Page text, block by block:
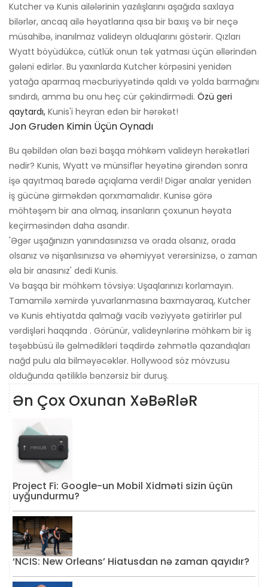
Kutcher və Kunis ailələrinin yazılışlarını aşağıda saxlaya
bilərlər, ancaq ailə həyatlarına qısa bir baxış və bir neçə
müsahibə, inanılmaz valideyn olduqlarını göstərir. Qızları
Wyatt böyüdükcə, cütlük onun tək yatması üçün əllərindən
gələni edirlər. Bu yaxınlarda Kutcher körpəsini yenidən
yatağa aparmaq məcburiyyətində qaldı və yolda barmağını
sındırdı, amma bu onu heç cür çəkindirmədi. Özü geri
qaytardı, Kunis'i heyran edən bir hərəkət!
Jon Gruden Kimin Üçün Oynadı
Bu qəbildən olan bəzi başqa möhkəm valideyn hərəkətləri
nədir? Kunis, Wyatt və münsiflər heyətinə girəndən sonra
işə qayıtmaq barədə açıqlama verdi! Digər analar yenidən
iş gücünə girməkdən qorxmamalıdır. Kunisə görə
möhtəşəm bir ana olmaq, insanların çoxunun həyata
keçirməsindən daha asandır.
'Əgər uşağınızın yanındasınızsa və orada olsanız, orada
olsanız və nişanlısınızsa və əhəmiyyət verərsinizsə, o zaman
əla bir anasınız' dedi Kunis.
Və başqa bir möhkəm tövsiyə: Uşaqlarınızı korlamayın.
Tamamilə xəmirdə yuvarlanmasına baxmayaraq, Kutcher
və Kunis ehtiyatda qalmağı vacib vəziyyətə gətirirlər pul
vərdişləri haqqında . Görünür, valideynlərinə möhkəm bir iş
təşəbbüsü ilə gəlmədikləri təqdirdə zəhmətlə qazandıqları
nağd pulu ala bilməyəcəklər. Hollywood söz mövzusu
olduğunda qətiliklə bənzərsiz bir duruş.
Ən Çox Oxunan XəBəRləR
Project Fi: Google-un Mobil Xidməti sizin üçün
uyğundurmu?
‘NCIS: New Orleans’ Hiatusdan nə zaman qayıdır?